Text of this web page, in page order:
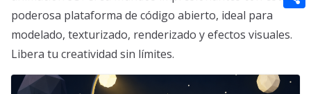
poderosa plataforma de código abierto, ideal para
modelado, texturizado, renderizado y efectos visuales.
Libera tu creatividad sin límites.
n
e
r
a
id
o
p